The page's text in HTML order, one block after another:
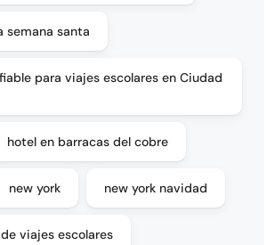
semana santa
para viajes escolares en Ciudad
hotel en barracas del cobre
new york new york navidad
viajes escolares